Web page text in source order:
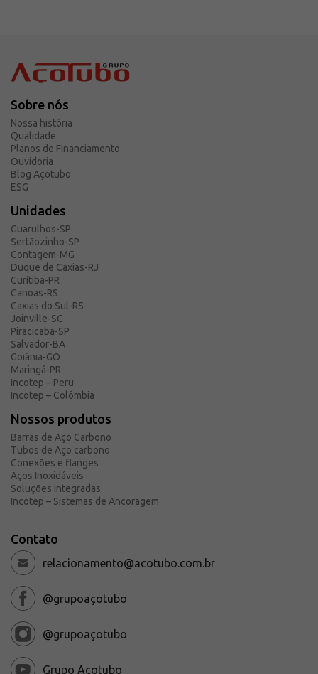
Sobre nós
Nossa história
Qualidade
Planos de Financiamento
Ouvidoria
Blog Açotubo
ESG
Unidades
Guarulhos-SP
Sertãozinho-SP
Contagem-MG
Duque de Caxias-RJ
Curitiba-PR
Canoas-RS
Caxias do Sul-RS
Joinville-SC
Piracicaba-SP
Salvador-BA
Goiânia-GO
Maringá-PR
Incotep – Peru
Incotep – Colômbia
Nossos produtos
Barras de Aço Carbono
Tubos de Aço carbono
Conexões e flanges
Aços Inoxidáveis
Soluções integradas
Incotep – Sistemas de Ancoragem
Contato
relacionamento@acotubo.com.br
@grupoaçotubo
@grupoaçotubo
Grupo Açotubo